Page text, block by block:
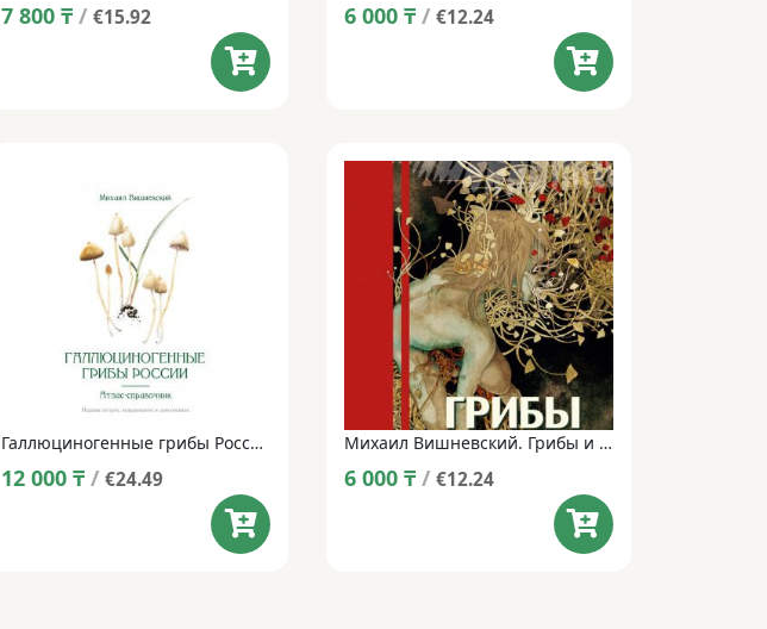
7 800₸ / €15.92 6 000 ₸ / €12.24
Галлюциногенные грибы России. Атлас-справочник
12 000₸ / €24.49
Михаил Вишневский. Грибы и секс (18+)
6 000 ₸ / €12.24